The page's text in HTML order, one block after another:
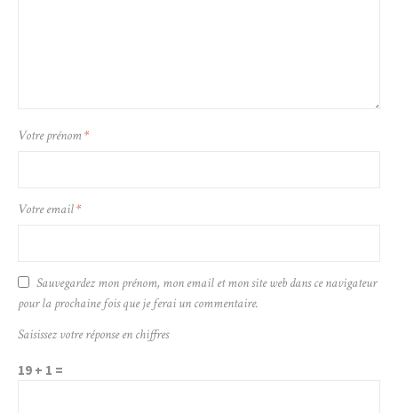
Votre prénom*
Votre email*
Sauvegardez mon prénom, mon email et mon site web dans ce navigateur
pour la prochaine fois que je ferai un commentaire.
Saisissez votre réponse en chiffres
19 + 1 =